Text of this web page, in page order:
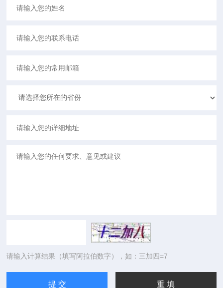
请输入计算结果（填写阿拉伯数字），如：三加四=7